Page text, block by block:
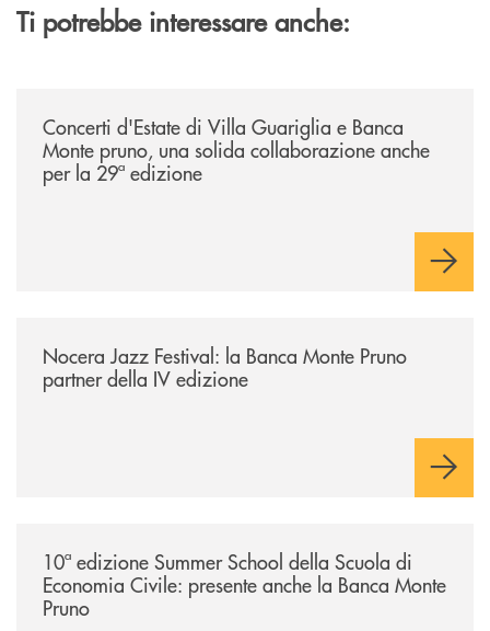
Ti potrebbe interessare anche:
Concerti d'Estate di Villa Guariglia e Banca
Monte pruno, una solida collaborazione anche
per la 29ª edizione
Nocera Jazz Festival: la Banca Monte Pruno
partner della IV edizione
10ª edizione Summer School della Scuola di
Economia Civile: presente anche la Banca Monte
Pruno